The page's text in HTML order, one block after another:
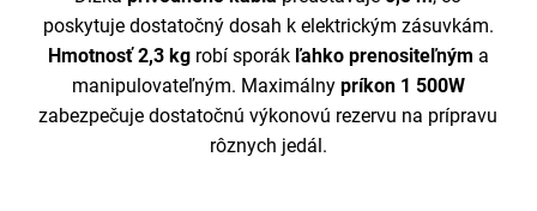
poskytuje dostatočný dosah k elektrickým zásuvkám.
Hmotnosť 2,3 kgrobí sporák ľahko prenositeľným a
manipulovateľným. Maximálny príkon 1 500W
zabezpečuje dostatočnú výkonovú rezervu na prípravu
rôznych jedál.